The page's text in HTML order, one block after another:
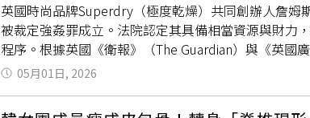
英國時尚品牌Superdry（極度乾燥）共同創辦人詹
被裁定強姦罪成立。法院認定其具備相當資源與財力
程序。根據英國《衛報》（The Guardian）與《英國
外出後，與一名女子一同返回其位於英格蘭（
方指出，霍爾德
女子則選擇在地板就寢。其後，霍爾德出現在客廳門
05月01日, 2026